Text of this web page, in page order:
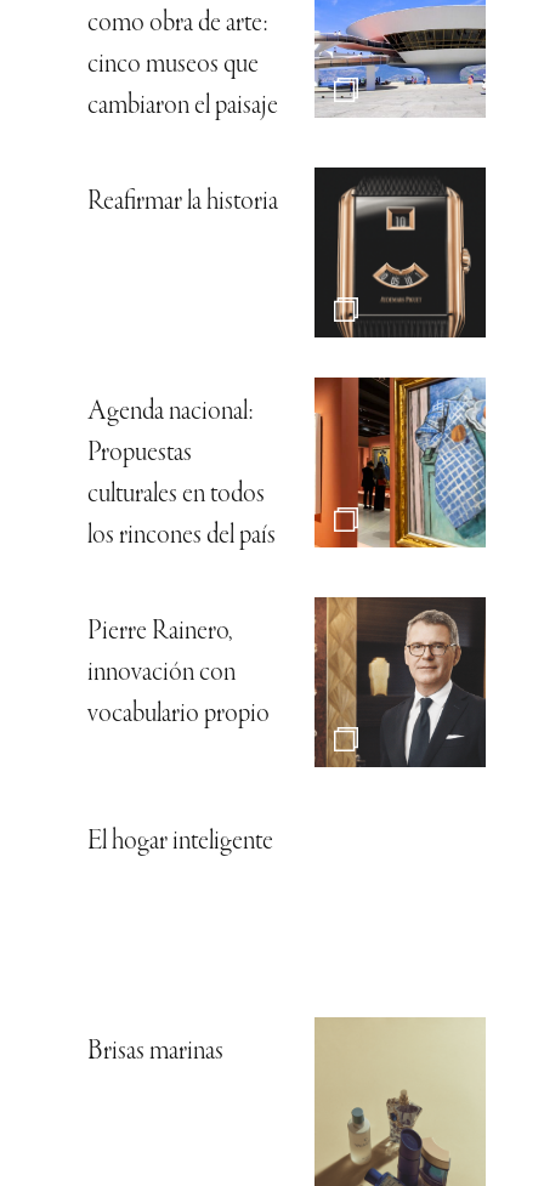
como obra de arte:
cinco museos que
cambiaron el paisaje
Reafirmar la historia
Agenda nacional:
Propuestas
culturales en todos
los rincones del país
Pierre Rainero,
innovación con
vocabulario propio
El hogar inteligente
Brisas marinas